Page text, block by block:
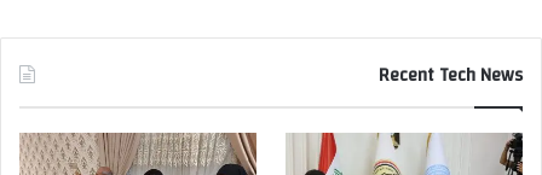
Recent Tech News